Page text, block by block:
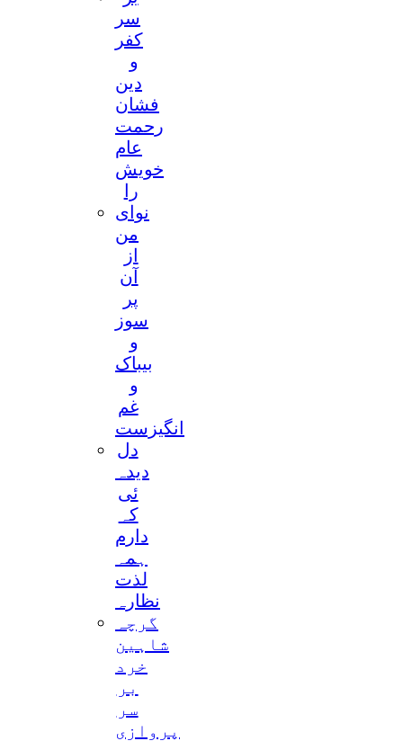
سر
کفر
و
دین
فشان
رحمت
عام
خویش
را
نوای
من
از
آن
پر
سوز
و
بیباک
و
غم
انگیزست
دل
دیدہ
ئی
کہ
دارم
ہمہ
لذت
نظارہ
گرچہ
شاہین
خرد
بر
سر
پروازی